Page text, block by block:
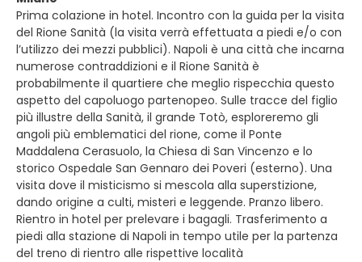
Prima colazione in hotel. Incontro con la guida per la visita
del Rione Sanità (la visita verrà effettuata a piedi e/o con
l’utilizzo dei mezzi pubblici). Napoli è una città che incarna
numerose contraddizioni e il Rione Sanità è
probabilmente il quartiere che meglio rispecchia questo
aspetto del capoluogo partenopeo. Sulle tracce del figlio
più illustre della Sanità, il grande Totò, esploreremo gli
angoli più emblematici del rione, come il Ponte
Maddalena Cerasuolo, la Chiesa di San Vincenzo e lo
storico Ospedale San Gennaro dei Poveri (esterno). Una
visita dove il misticismo si mescola alla superstizione,
dando origine a culti, misteri e leggende. Pranzo libero.
Rientro in hotel per prelevare i bagagli. Trasferimento a
piedi alla stazione di Napoli in tempo utile per la partenza
del treno di rientro alle rispettive località